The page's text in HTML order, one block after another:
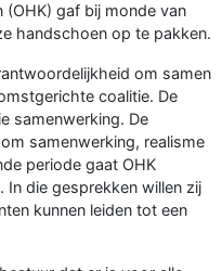
(OHK) gaf bij monde van
handschoen op te pakken.
om samen
coalitie. De
samenwerking. De
samenwerking, realisme
periode gaat OHK
In die gesprekken willen zij
kunnen leiden tot een